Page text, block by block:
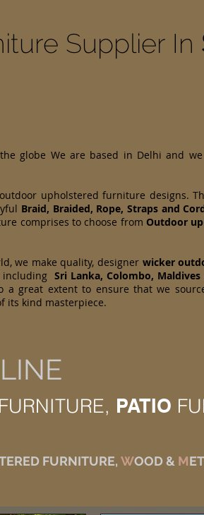
Supplier In
globe We are based in Delhi and
upholstered furniture designs.
Braid, Braided, Rope, Straps and
comprises to choose from Outdoor
we make quality, designer wicker
including Sri Lanka, Colombo, Maldives
great extent to ensure that we
its kind masterpiece.
FURNITURE, PATIO
FURNITURE, WOOD & M